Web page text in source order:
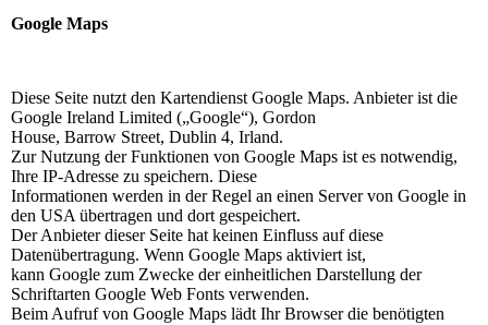
Google Maps
Diese Seite nutzt den Kartendienst Google Maps. Anbieter ist die
Google Ireland Limited („Google“), Gordon
House, Barrow Street, Dublin 4, Irland.
Zur Nutzung der Funktionen von Google Maps ist es notwendig,
Ihre IP-Adresse zu speichern. Diese
Informationen werden in der Regel an einen Server von Google in
den USA übertragen und dort gespeichert.
Der Anbieter dieser Seite hat keinen Einfluss auf diese
Datenübertragung. Wenn Google Maps aktiviert ist,
kann Google zum Zwecke der einheitlichen Darstellung der
Schriftarten Google Web Fonts verwenden.
Beim Aufruf von Google Maps lädt Ihr Browser die benötigten